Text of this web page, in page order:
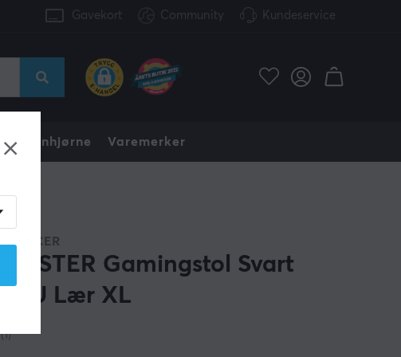
Gavekort Community Kundeservice
Funnhjørne Varemerker
DXRACER
MASTER Gamingstol Svart
EPU Lær XL
(1)